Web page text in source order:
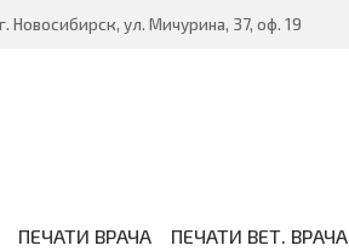
г. Новосибирск, ул. Мичурина, 37, оф. 19
ПЕЧАТИ ВРАЧА ПЕЧАТИ ВЕТ. ВРАЧА